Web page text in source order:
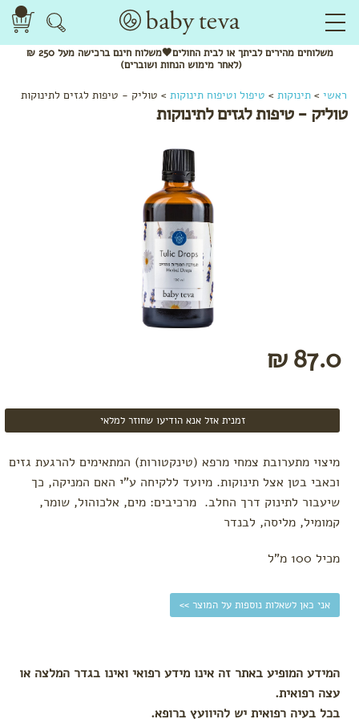
משלוחיםמהיריםלביתך או לבית החולים🖤משלוחחינם
ברכישה מעל 250 ₪
(לאחר מימוש הנחות ושוברים)
חורף
לתינוק
לפי
משחק
אמבטיה
לטיול
בגדי
ים
חיתולי
טטרה
ראשי > תינוקות > טיפול וטיפוח תינוקות > טוליק - טיפות לגזים לתינוקות
טוליק - טיפות לגזים לתינוקות
87.0 ₪
זמנית אזל אנא הודיעו שחוזר למלאי
מיצוי מתערובת צמחי מרפא (טינקטורות) המתאימים להרגעת גזים
וכאבי בטן אצל תינוקות. מיועד ללקיחה ע"י האם המניקה, כך
שיעבור לתינוק דרך החלב. מרכיבים: מים, אלכוהול, שומר,
קמומיל, מליסה, לבנדר
מכיל 100 מ"ל
אני כאן לשאלות נוספות על המוצר >>
המידע המופיע באתר זה אינו מידע רפואי ואינו בגדר המלצה או
עצה רפואית.
בכל בעיה רפואית יש להיוועץ ברופא.